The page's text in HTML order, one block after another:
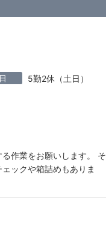
5勤2休（土日）
作業をお願いします。 そ
ックや箱詰めもありま